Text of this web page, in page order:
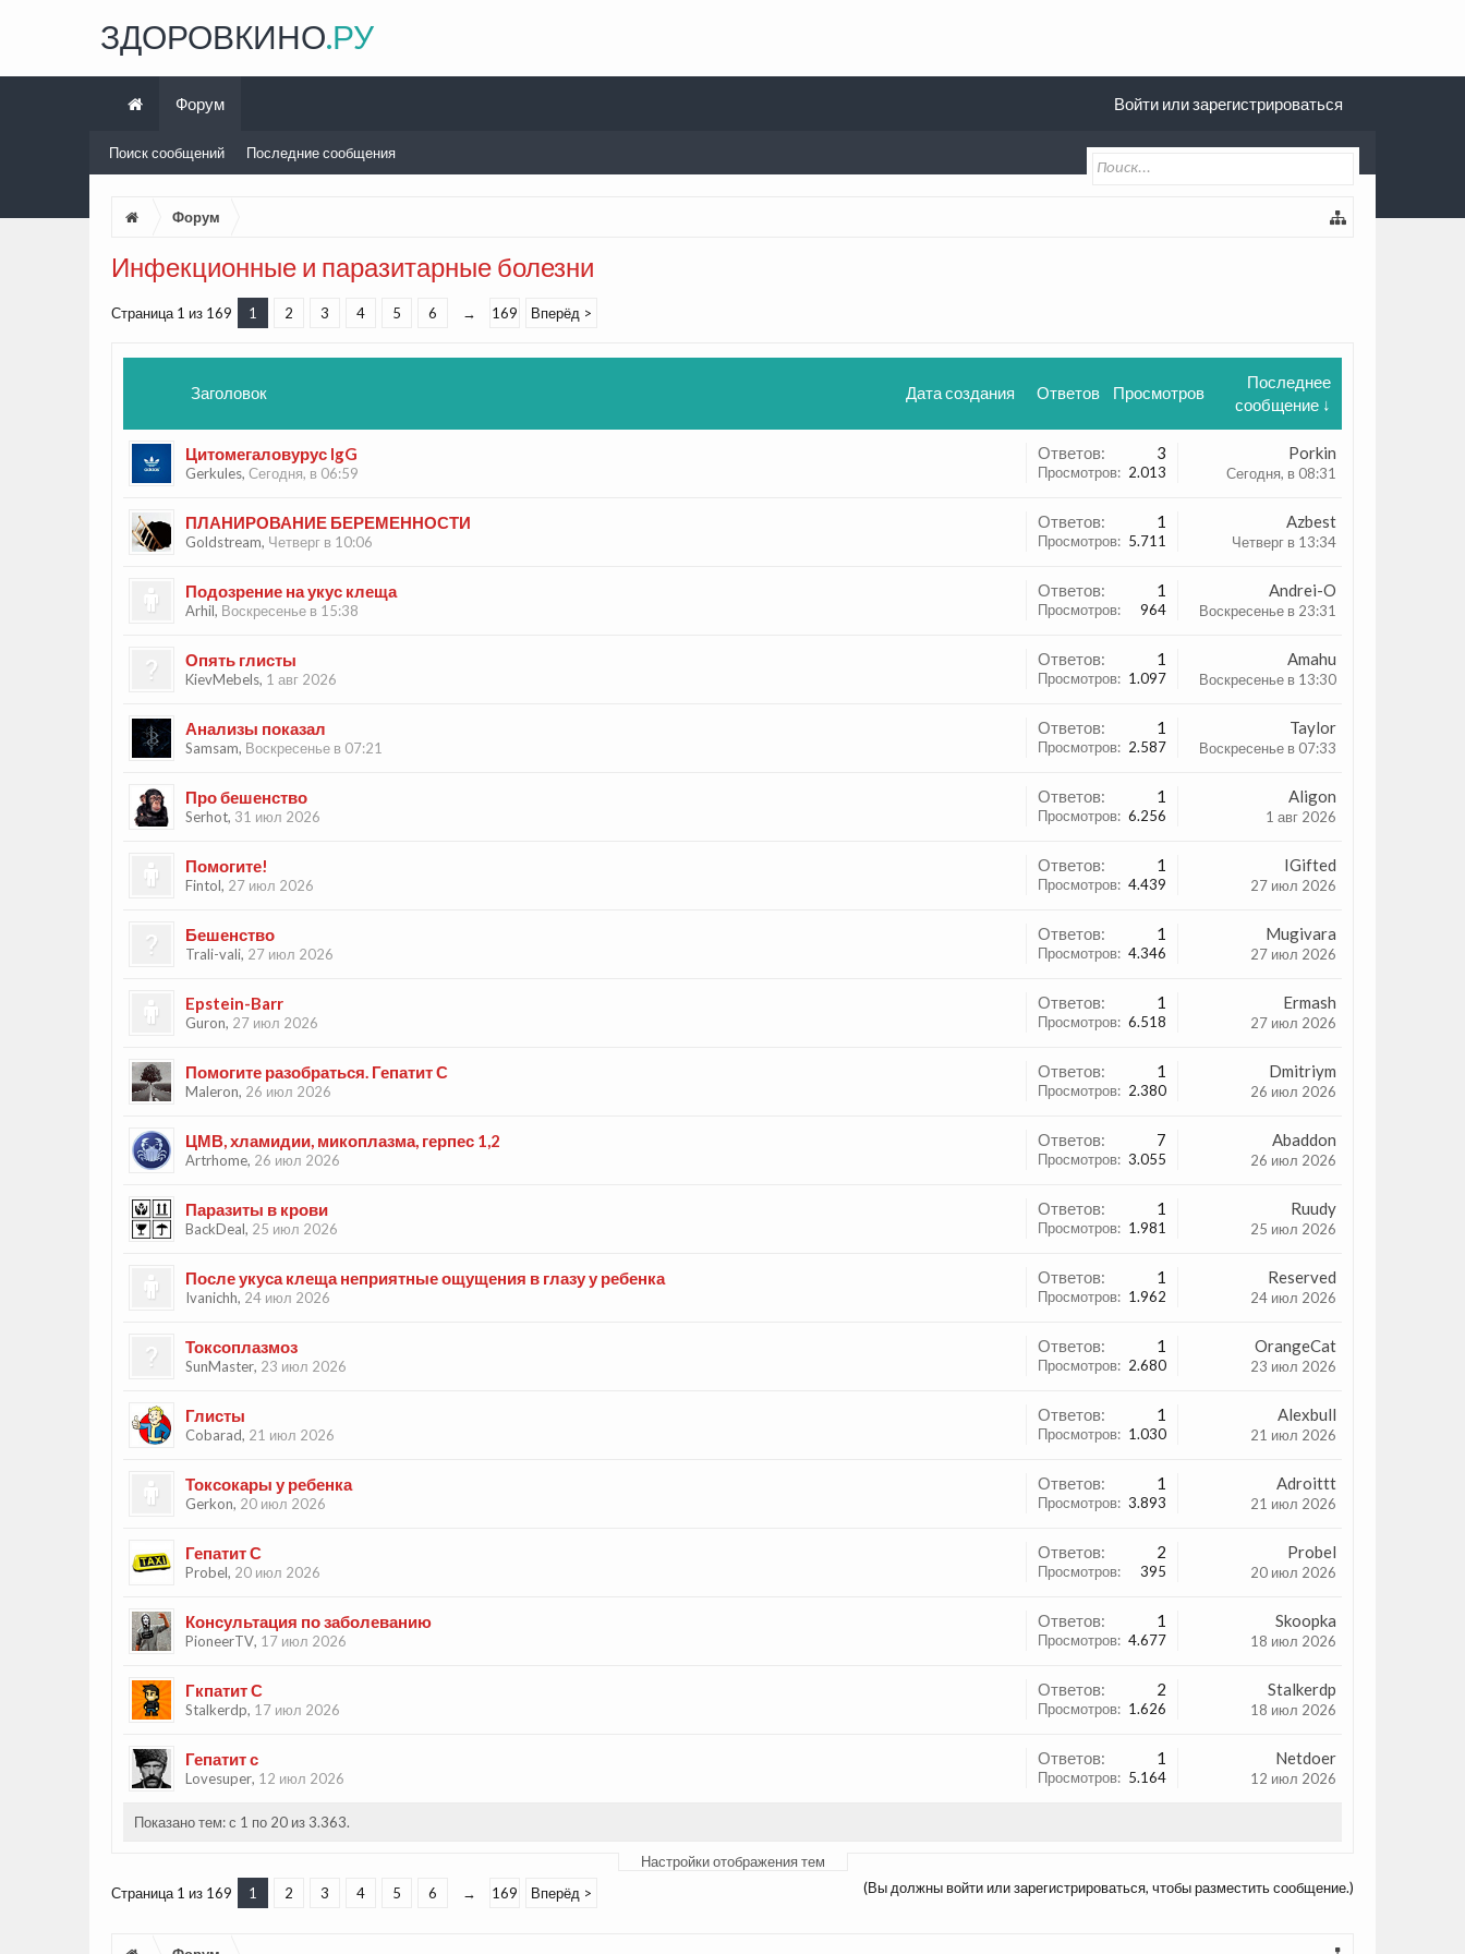
Форум
Инфекционные и паразитарные болезни
Страница 1 из 169 1 2 3 4 5 6 → 169 Вперёд >
Заголовок Дата создания Ответов Просмотров
Последнее
сообщение ↓
Цитомегаловурус lgG
Gerkules, Сегодня, в 06:59
Ответов: 3
Просмотров: 2.013
Porkin
Сегодня, в 08:31
ПЛАНИРОВАНИЕ БЕРЕМЕННОСТИ
Goldstream, Четверг в 10:06
Ответов: 1
Просмотров: 5.711
Azbest
Четверг в 13:34
Подозрение на укус клеща
Arhil, Воскресенье в 15:38
Ответов: 1
Просмотров: 964
Andrei-O
Воскресенье в 23:31
Опять глисты
KievMebels, 1 авг 2026
Ответов: 1
Просмотров: 1.097
Amahu
Воскресенье в 13:30
Анализы показал
Samsam, Воскресенье в 07:21
Ответов: 1
Просмотров: 2.587
Taylor
Воскресенье в 07:33
Про бешенство
Serhot, 31 июл 2026
Ответов: 1
Просмотров: 6.256
Aligon
1 авг 2026
Помогите!
Fintol, 27 июл 2026
Ответов: 1
Просмотров: 4.439
IGifted
27 июл 2026
Бешенство
Trali-vali, 27 июл 2026
Ответов: 1
Просмотров: 4.346
Mugivara
27 июл 2026
Epstein-Barr
Guron, 27 июл 2026
Ответов: 1
Просмотров: 6.518
Ermash
27 июл 2026
Помогите разобраться. Гепатит С
Maleron, 26 июл 2026
Ответов: 1
Просмотров: 2.380
Dmitriym
26 июл 2026
ЦМВ, хламидии, микоплазма, герпес 1,2
Artrhome, 26 июл 2026
Ответов: 7
Просмотров: 3.055
Abaddon
26 июл 2026
Паразиты в крови
BackDeal, 25 июл 2026
Ответов: 1
Просмотров: 1.981
Ruudy
25 июл 2026
После укуса клеща неприятные ощущения в глазу у ребенка
Ivanichh, 24 июл 2026
Ответов: 1
Просмотров: 1.962
Reserved
24 июл 2026
Токсоплазмоз
SunMaster, 23 июл 2026
Ответов: 1
Просмотров: 2.680
OrangeCat
23 июл 2026
Глисты
Cobarad, 21 июл 2026
Ответов: 1
Просмотров: 1.030
Alexbull
21 июл 2026
Токсокары у ребенка
Gerkon, 20 июл 2026
Ответов: 1
Просмотров: 3.893
Adroittt
21 июл 2026
Гепатит С
Probel, 20 июл 2026
Ответов: 2
Просмотров: 395
Probel
20 июл 2026
Консультация по заболеванию
PioneerTV, 17 июл 2026
Ответов: 1
Просмотров: 4.677
Skoopka
18 июл 2026
Гкпатит С
Stalkerdp, 17 июл 2026
Ответов: 2
Просмотров: 1.626
Stalkerdp
18 июл 2026
Гепатит с
Lovesuper, 12 июл 2026
Ответов: 1
Просмотров: 5.164
Netdoer
12 июл 2026
Показано тем: с 1 по 20 из 3.363.
Настройки отображения тем
(Вы должны войти или зарегистрироваться, чтобы разместить сообщение.)
Страница 1 из 169 1 2 3 4 5 6 → 169 Вперёд >
ЗДОРОВКИНО.РУ
Форум
Поиск сообщений Последние сообщения
Войти или зарегистрироваться